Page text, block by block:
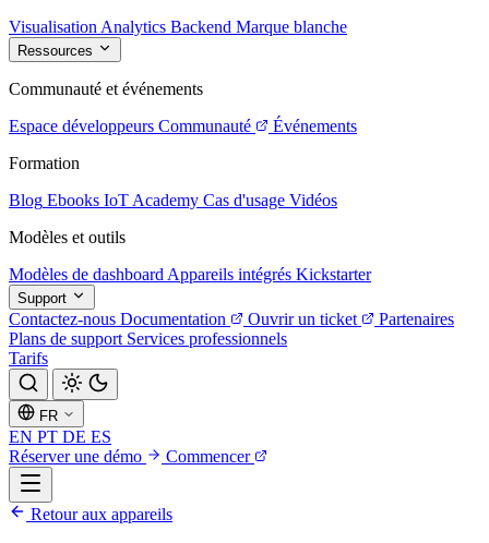
Visualisation Analytics Backend Marque blanche
Ressources
Communauté et événements
Espace développeurs Communauté
Événements
Formation
Blog Ebooks IoT Academy Cas d'usage Vidéos
Modèles et outils
Modèles de dashboard Appareils intégrés Kickstarter
Support
Contactez-nous Documentation Ouvrir un ticket
Partenaires
Plans de support Services professionnels
Tarifs
FR
EN PT DE ES
Réserver une démo
Commencer
Retour aux appareils